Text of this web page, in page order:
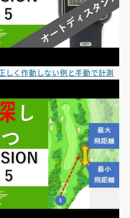
しく作動しない例と手動で計測